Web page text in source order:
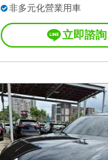
非多元化營業用車
立即諮詢